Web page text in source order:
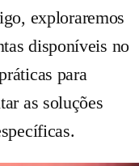
exploraremos
disponíveis no
para
as soluções